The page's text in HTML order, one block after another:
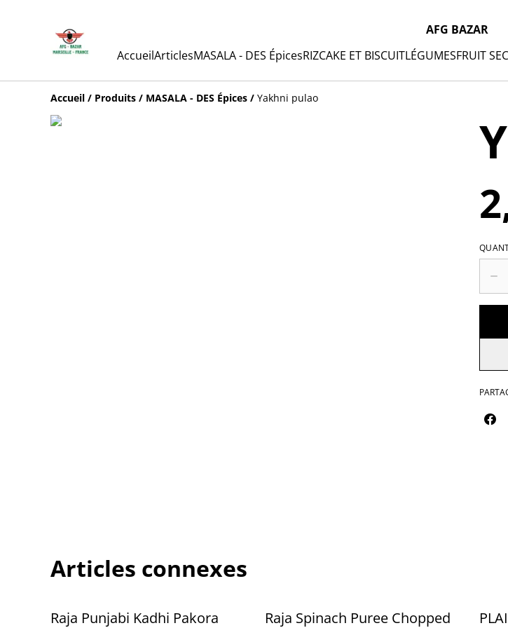
AFG BAZAR
AccueilArticlesMASALA - DES ÉpicesRIZCAKE ET BISCUITLÉGUMESFRUIT SEC
Accueil / Produits / MASALA - DES Épices / Yakhni pulao
Articles connexes
Raja Punjabi Kadhi Pakora
Raja Spinach Puree Chopped